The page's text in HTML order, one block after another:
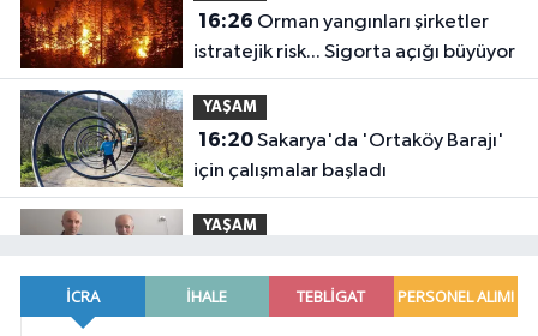
16:26
istratejik risk... Sigorta açığı büyüyor
YAŞAM
16:20Sakarya'da 'Ortaköy Barajı'
için çalışmalar başladı
YAŞAM
Çağlayan'a anlamlı ziyaret